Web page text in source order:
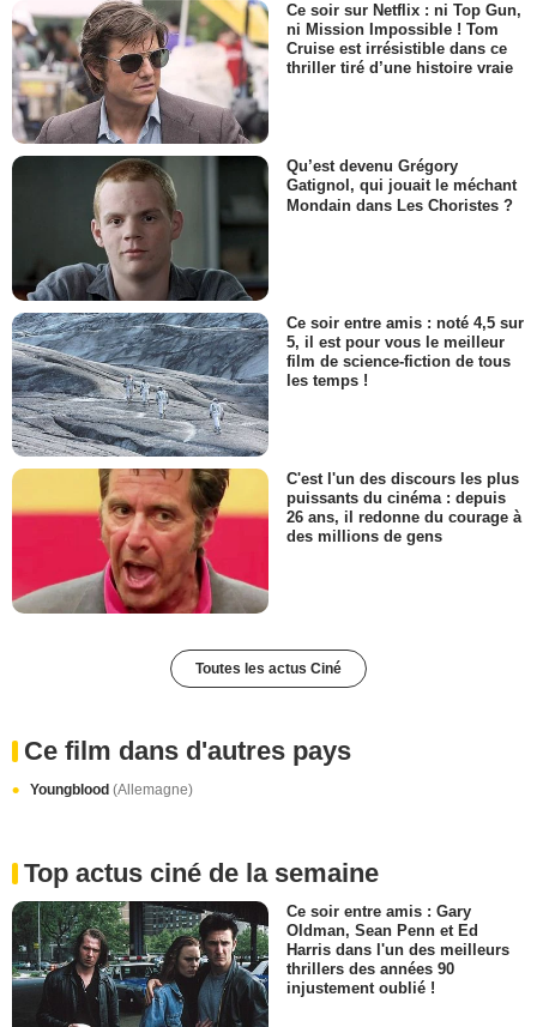
Ce soir sur Netflix : ni Top Gun,
ni Mission Impossible ! Tom
Cruise est irrésistible dans ce
thriller tiré d’une histoire vraie
Qu’est devenu Grégory
Gatignol, qui jouait le méchant
Mondain dans Les Choristes ?
Ce soir entre amis : noté 4,5 sur
5, il est pour vous le meilleur
film de science-fiction de tous
les temps !
C'est l'un des discours les plus
puissants du cinéma : depuis
26 ans, il redonne du courage à
des millions de gens
Toutes les actus Ciné
Ce film dans d'autres pays
Youngblood (Allemagne)
Top actus ciné de la semaine
Ce soir entre amis : Gary
Oldman, Sean Penn et Ed
Harris dans l'un des meilleurs
thrillers des années 90
injustement oublié !